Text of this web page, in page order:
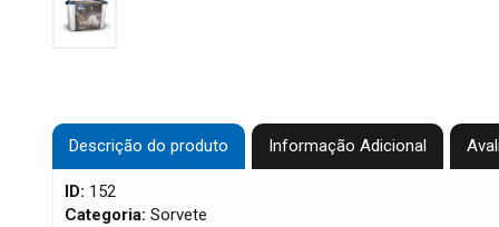
Descrição do produto Informação Adicional
ID: 152
Categoria: Sorvete